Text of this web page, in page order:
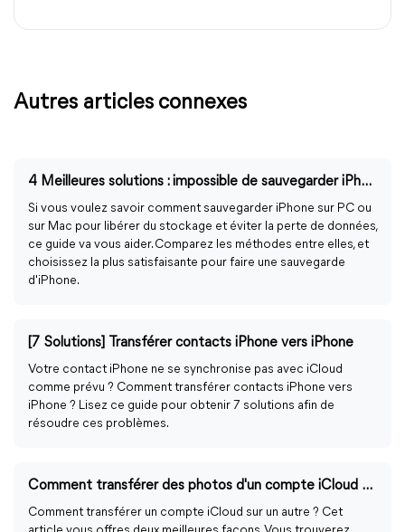
Autres articles connexes
4 Meilleures solutions : impossible de sauvegarder iPhone sur iTunes
Si vous voulez savoir comment sauvegarder iPhone sur PC ou
sur Mac pour libérer du stockage et éviter la perte de données,
ce guide va vous aider. Comparez les méthodes entre elles, et
choisissez la plus satisfaisante pour faire une sauvegarde
d'iPhone.
[7 Solutions] Transférer contacts iPhone vers iPhone
Votre contact iPhone ne se synchronise pas avec iCloud
comme prévu ? Comment transférer contacts iPhone vers
iPhone ? Lisez ce guide pour obtenir 7 solutions afin de
résoudre ces problèmes.
Comment transférer des photos d'un compte iCloud vers un autre ?
Comment transférer un compte iCloud sur un autre ? Cet